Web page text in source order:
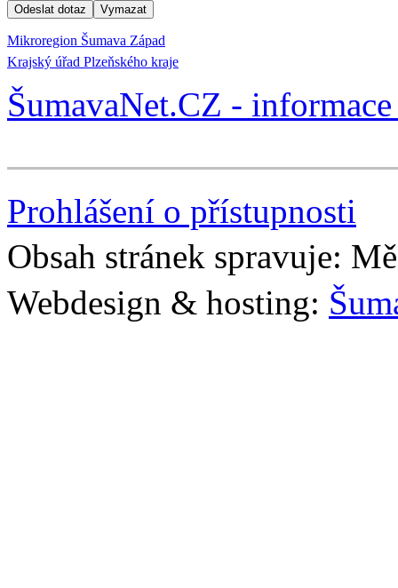
Mikroregion Šumava Západ
Krajský úřad Plzeňského kraje
ŠumavaNet.CZ -
Prohlášení o přístupnosti
Obsah stránek spravuje:
Webdesign & hosting: